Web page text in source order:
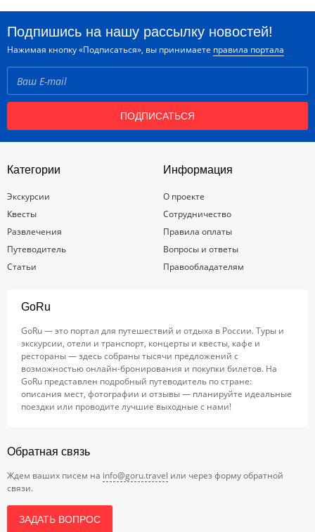
Подпишись на нашу рассылку новостей!
Нажимая кнопку «Подписаться», вы принимаете правила портала
ПОДПИСАТЬСЯ
Категории
Экскурсии
Квесты
Развлечения
Путеводитель
Статьи
Информация
О проекте
Сотрудничество
Правила оплаты
Вопросы и ответы
Правообладателям
GoRu
GoRu — это портал для путешествий и отдыха в России. Туры и
экскурсии, отели и транспорт, концерты и квесты, кафе и
рестораны — здесь собраны тысячи предложений с
возможностью онлайн-бронирования и покупки билетов. На
GoRu представлен подробный путеводитель по стране:
описания мест, фотографии и отзывы — планируйте идеальные
поездки или проводите лучшие выходные с нами!
Обратная связь
Ждем ваших писем на info@goru.travel или через форму обратной
связи.
ЗАДАТЬ ВОПРОС